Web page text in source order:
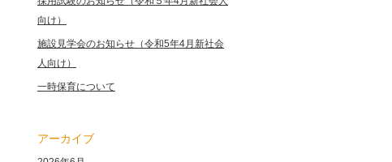
向け）
施設見学会のお知らせ（令和5年4月新社会
人向け）
一時保育について
アーカイブ